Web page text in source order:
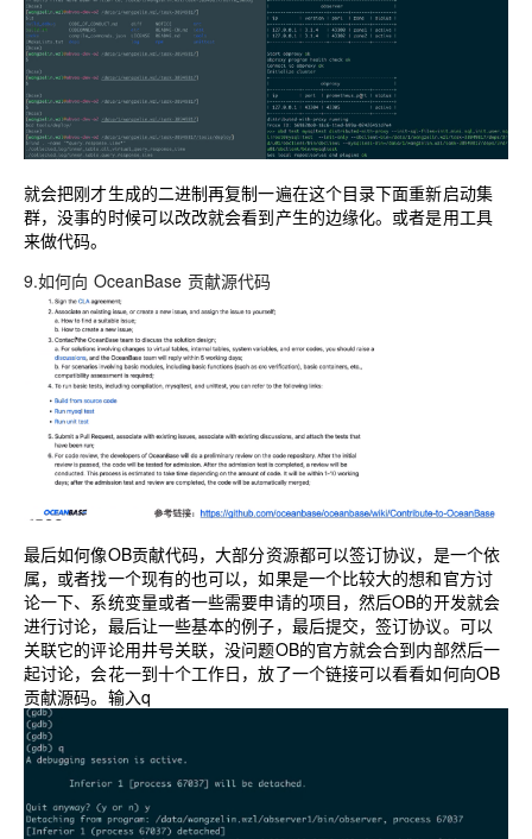
就会把刚才生成的二进制再复制一遍在这个目录下面重新启动集
群，没事的时候可以改改就会看到产生的边缘化。或者是用工具
来做代码。
9.如何向 OceanBase 贡献源代码
最后如何像OB贡献代码，大部分资源都可以签订协议，是一个依
属，或者找一个现有的也可以，如果是一个比较大的想和官方讨
论一下、系统变量或者一些需要申请的项目，然后OB的开发就会
进行讨论，最后让一些基本的例子，最后提交，签订协议。可以
关联它的评论用井号关联，没问题OB的官方就会合到内部然后一
起讨论，会花一到十个工作日，放了一个链接可以看看如何向OB
贡献源码。输入q